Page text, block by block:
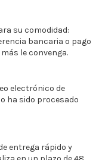
su comodidad:
bancaria o pago
le convenga.
electrónico de
ha sido procesado
entrega rápido y